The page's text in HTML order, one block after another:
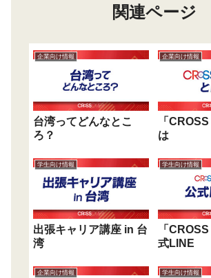
関連ページ
企業向け情報
台湾ってどんなとこ
ろ？
企業向け情報
「
は
学生向け情報
出張キャリア講座 in 台
湾
学生向け情報
「
式LINE
企業向け情報 学生向け情報